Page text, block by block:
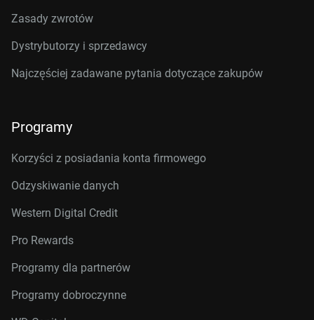
Zasady zwrotów
Dystrybutorzy i sprzedawcy
Najczęściej zadawane pytania dotyczące zakupów
Programy
Korzyści z posiadania konta firmowego
Odzyskiwanie danych
Western Digital Credit
Pro Rewards
Programy dla partnerów
Programy dobroczynne